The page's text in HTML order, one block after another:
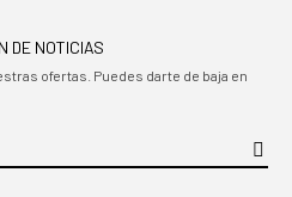
DE NOTICIAS
ofertas. Puedes darte de baja en